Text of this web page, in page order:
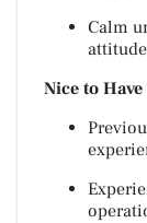
Calm
attitude
Nice to